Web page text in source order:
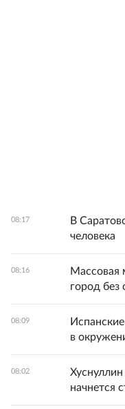
08:17
В
человека
08:16
Массовая
город без
08:09
в
08:02
начнется